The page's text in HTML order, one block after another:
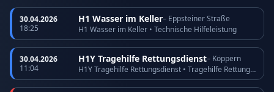
30.04.2026
18:25
H1 Wasser im Keller– Eppsteiner Straße
H1 Wasser im Keller • Technische Hilfeleistung
30.04.2026
11:04
H1Y Tragehilfe Rettungsdienst– Köppern
H1Y Tragehilfe Rettungsdienst • Tragehilfe Rettungsdienst